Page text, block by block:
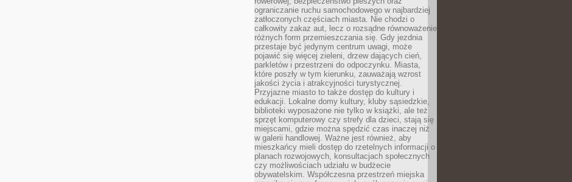
ograniczanie ruchu samochodowego w najbardziej
zatłoczonych częściach miasta. Nie chodzi o
całkowity zakaz aut, lecz o rozsądne równoważenie
różnych form przemieszczania się. Gdy jezdnia
przestaje być jedynym centrum uwagi, może
pojawić się więcej zieleni, drzew dających cień,
parkletów i przestrzeni do odpoczynku. Miasta,
które poszły w tym kierunku, zauważają wzrost
jakości życia i atrakcyjności turystycznej.
Przyjazne miasto to także dostęp do kultury i
edukacji. Lokalne domy kultury, kluby sąsiedzkie,
biblioteki wyposażone nie tylko w książki, ale też
sprzęt komputerowy czy strefy dla dzieci, stają się
miejscami, gdzie można spędzić czas inaczej niż
w galerii handlowej. Ważne jest również, aby
mieszkańcy mieli dostęp do rzetelnych informacji o
planach rozwojowych, konsultacjach społecznych
czy możliwościach udziału w budżecie
obywatelskim. Współczesna przestrzeń miejska